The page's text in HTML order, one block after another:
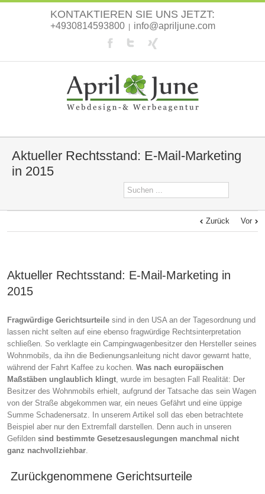
KONTAKTIEREN SIE UNS JETZT:
+4930814593800 info@apriljune.com
Aktueller Rechtsstand: E-Mail-Marketing
in 2015
Zurück Vor
Aktueller Rechtsstand: E-Mail-Marketing in
2015
Fragwürdige Gerichtsurteile sind in den USA an der Tagesordnung und
lassen nicht selten auf eine ebenso fragwürdige Rechtsinterpretation
schließen. So verklagte ein Campingwagenbesitzer den Hersteller seines
Wohnmobils, da ihn die Bedienungsanleitung nicht davor gewarnt hatte,
während der Fahrt Kaffee zu kochen. Was nach europäischen
Maßstäben unglaublich klingt, wurde im besagten Fall Realität: Der
Besitzer des Wohnmobils erhielt, aufgrund der Tatsache das sein Wagen
von der Straße abgekommen war, ein neues Gefährt und eine üppige
Summe Schadenersatz. In unserem Artikel soll das eben betrachtete
Beispiel aber nur den Extremfall darstellen. Denn auch in unseren
Gefilden sind bestimmte Gesetzesauslegungen manchmal nicht
ganz nachvollziehbar.
Zurückgenommene Gerichtsurteile